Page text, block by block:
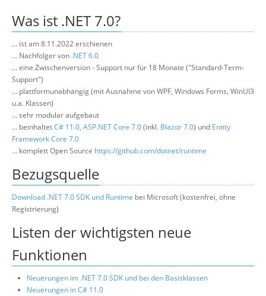
Über uns
Was ist .NET 7.0?
… ist am 8.11.2022 erschienen
… Nachfolger von .NET 6.0
… eine Zwischenversion - Support nur für 18 Monate ("Standard-Term-
Support")
… plattformunabhängig (mit Ausnahme von WPF, Windows Forms, WinUI3
u.a. Klassen)
… sehr modular aufgebaut
… beinhaltetC# 11.0, ASP.NET Core 7.0(inkl. Blazor 7.0) und Entity
Framework Core 7.0
… komplett Open Source https://github.com/dotnet/runtime
Bezugsquelle
Download .NET 7.0 SDK und Runtime bei Microsoft (kostenfrei, ohne
Registrierung)
Listen der wichtigsten neue
Funktionen
Neuerungen im .NET 7.0 SDK und bei den Basisklassen
Neuerungen in C# 11.0